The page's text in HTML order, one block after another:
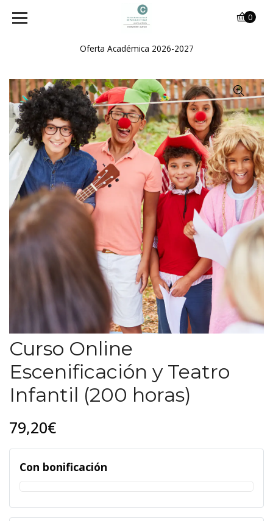
Oferta Académica 2026-2027
0
Curso Online
Escenificación y Teatro
Infantil (200 horas)
79,20€
Con bonificación